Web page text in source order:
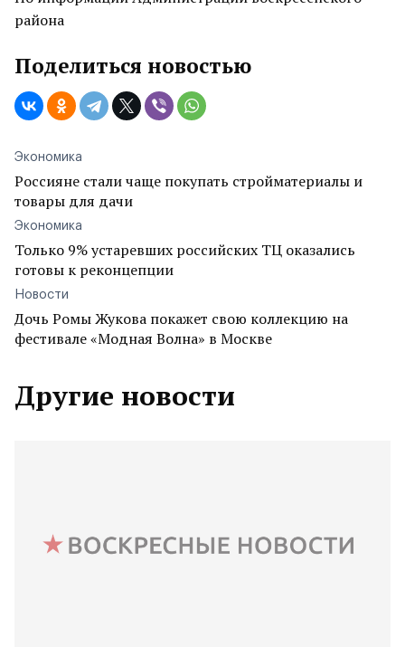
района
Поделиться новостью
Экономика
Россияне стали чаще покупать стройматериалы и
товары для дачи
Экономика
Только 9% устаревших российских ТЦ оказались
готовы к реконцепции
Новости
Дочь Ромы Жукова покажет свою коллекцию на
фестивале «Модная Волна» в Москве
Другие новости